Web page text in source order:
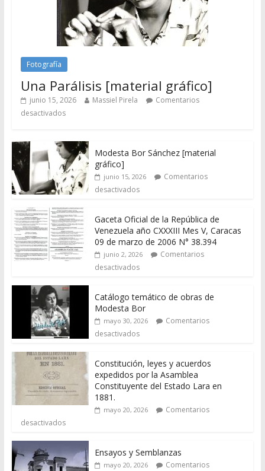
Fotografía
Una Parálisis [material gráfico]
junio 15, 2026 Massiel Pirela
Comentarios
desactivados
Modesta Bor Sánchez [material
gráfico]
junio 15, 2026
Comentarios
desactivados
Gaceta Oficial de la República de
Venezuela año CXXXIII Mes V, Caracas
09 de marzo de 2006 N° 38.394
junio 2, 2026
Comentarios
desactivados
Catálogo temático de obras de
Modesta Bor
mayo 30, 2026
Comentarios
desactivados
Constitución, leyes y acuerdos
expedidos por la Asamblea
Constituyente del Estado Lara en
1881.
mayo 20, 2026
Comentarios
desactivados
Ensayos y Semblanzas
mayo 20, 2026
Comentarios